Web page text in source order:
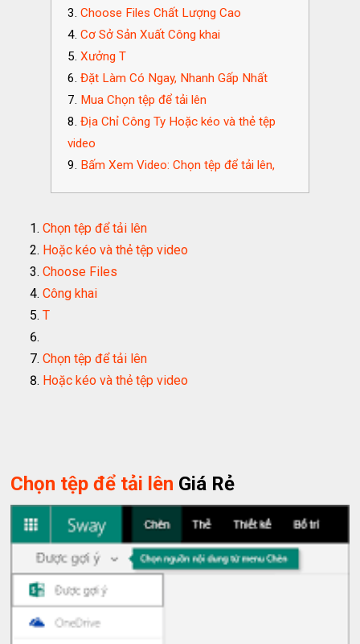
Choose Files Chất Lượng Cao
Cơ Sở Sản Xuất Công khai
Xưởng T
Đặt Làm Có Ngay, Nhanh Gấp Nhất
Mua Chọn tệp để tải lên
Địa Chỉ Công Ty Hoặc kéo và thẻ tệp
video
Bấm Xem Video: Chọn tệp để tải lên,
Chọn tệp để tải lên
Hoặc kéo và thẻ tệp video
Choose Files
Công khai
T
Chọn tệp để tải lên
Hoặc kéo và thẻ tệp video
Chọn tệp để tải lên Giá Rẻ